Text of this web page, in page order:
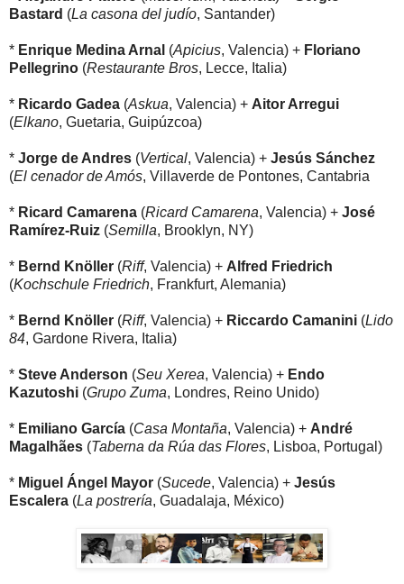
Bastard (La casona del judío, Santander)
* Enrique Medina Arnal (Apicius, Valencia) + Floriano
Pellegrino (Restaurante Bros, Lecce, Italia)
* Ricardo Gadea (Askua, Valencia) + Aitor Arregui
(Elkano, Guetaria, Guipúzcoa)
* Jorge de Andres (Vertical, Valencia) + Jesús Sánchez
(El cenador de Amós, Villaverde de Pontones, Cantabria
* Ricard Camarena (Ricard Camarena, Valencia) + José
Ramírez-Ruiz (Semilla, Brooklyn, NY)
* Bernd Knöller (Riff, Valencia) + Alfred Friedrich
(Kochschule Friedrich, Frankfurt, Alemania)
* Bernd Knöller (Riff, Valencia) + Riccardo Camanini (Lido
84, Gardone Rivera, Italia)
* Steve Anderson (Seu Xerea, Valencia) + Endo
Kazutoshi (Grupo Zuma, Londres, Reino Unido)
* Emiliano García (Casa Montaña, Valencia) + André
Magalhães (Taberna da Rúa das Flores, Lisboa, Portugal)
* Miguel Ángel Mayor (Sucede, Valencia) + Jesús
Escalera (La postrería, Guadalaja, México)